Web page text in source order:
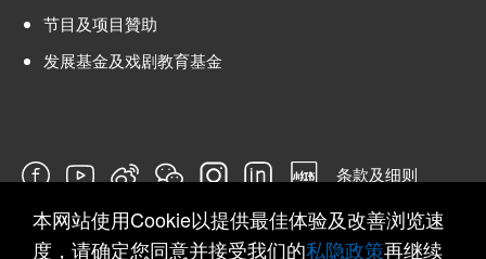
节目及项目贊助
发展基金及戏剧教育基金
条款及细则
问卷
本网站使用Cookie以提供最佳体验及改善浏览速
度，请确定您同意并接受我们的私隐政策再继续